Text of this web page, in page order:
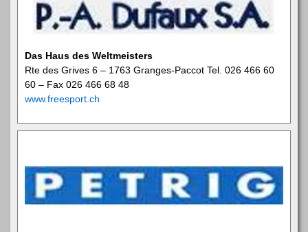
Das Haus des Weltmeisters
Rte des Grives 6 – 1763 Granges-Paccot Tel. 026 466 60
60 – Fax 026 466 68 48
www.freesport.ch